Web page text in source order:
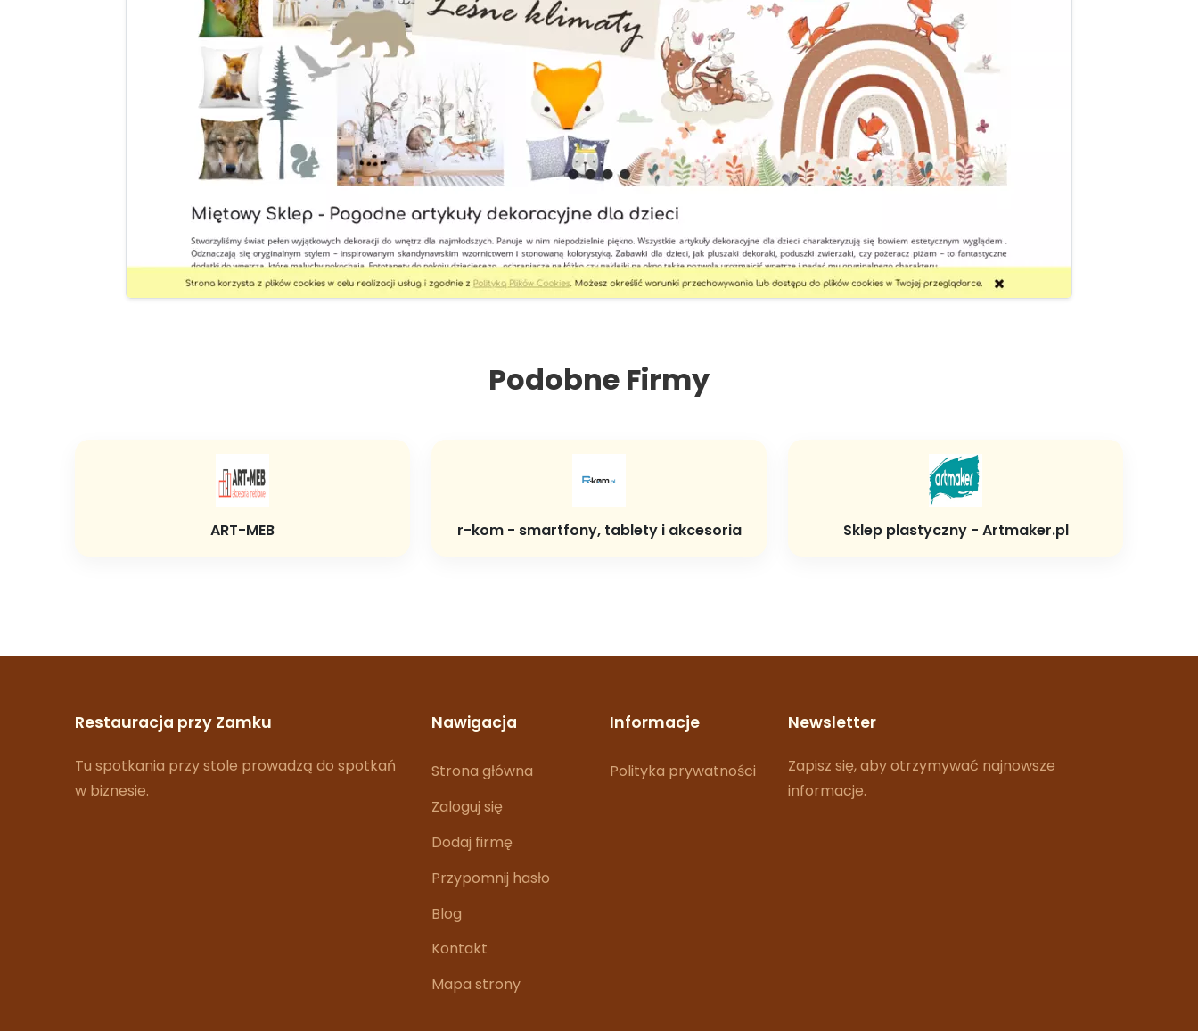
Podobne Firmy
ART-MEB r-kom - smartfony, tablety i akcesoria Sklep plastyczny - Artmaker.pl
Restauracja przy Zamku
Tu spotkania przy stole prowadzą do spotkań
w biznesie.
Nawigacja
Strona główna
Zaloguj się
Dodaj firmę
Przypomnij hasło
Blog
Kontakt
Mapa strony
Informacje
Polityka prywatności
Newsletter
Zapisz się, aby otrzymywać najnowsze
informacje.